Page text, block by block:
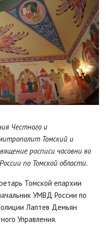
Честного и
Томский и
росписи часовни во
по Томской области.
Томской епархии
УМВД России по
Лаптев Демьян
Управления.